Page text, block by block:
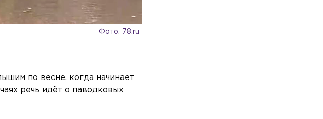
Фото: 78.ru
по весне, когда начинает
речь идёт о паводковых